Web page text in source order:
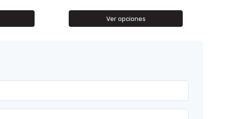
Ver opciones